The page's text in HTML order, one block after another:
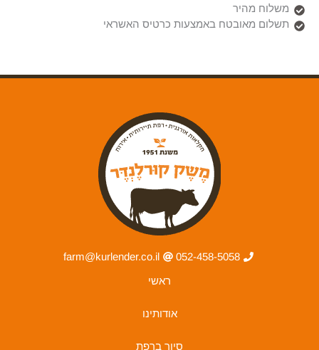
משלוח מהיר
תשלום מאובטח באמצעות כרטיס האשראי
052-458-5058
farm@kurlender.co.il
ראשי
אודותינו
סיור ברפת